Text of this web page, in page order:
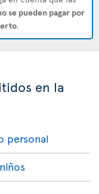
se pueden pagar por
.
en la
personal